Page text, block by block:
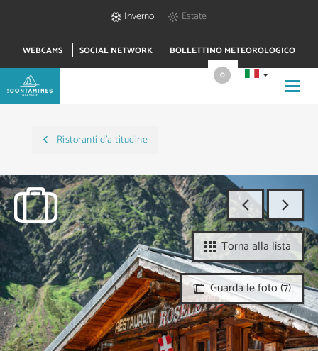
Inverno Estate
WEBCAMS SOCIAL NETWORK BOLLETTINO METEOROLOGICO
0
Ristoranti d'altitudine
Guarda le foto (7)
Torna alla lista